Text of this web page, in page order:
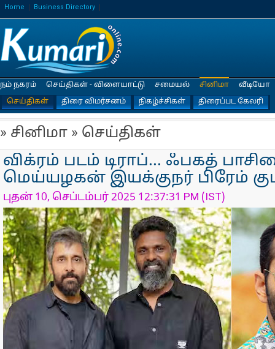
Home Business Directory
நம் நகரம் செய்திகள் - விளையாட்டு சமையல்
சினிமா
செய்திகள்
திரை விமர்சனம் நிகழ்ச்சிகள் திரைப்பட கேலரி
வீடியோ
» சினிமா » செய்திகள்
விக்ரம் படம் டிராப்... ஃபகத்
மெய்யழகன் இயக்குநர் பிரேம்
புதன் 10, செப்டம்பர் 2025 12:37:31 PM (IST)